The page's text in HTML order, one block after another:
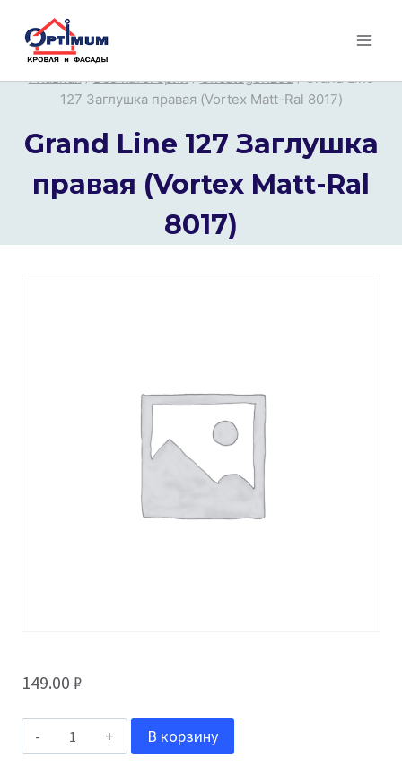
Перейти
Главная / Все категории / Uncategorized / Grand Line
127 Заглушка правая (Vortex Matt-Ral 8017)
Grand Line 127 Заглушка
правая (Vortex Matt-Ral
8017)
149.00 ₽
Количество
В корзину